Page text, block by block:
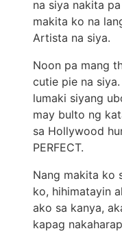
na siya nakita
makita ko na
Artista na siya.
Noon pa mang
cutie pie na
lumaki siyang
may bulto ng
sa Hollywood
PERFECT.
Nang makita ko
ko, hihimatayin
ako sa kanya,
kapag